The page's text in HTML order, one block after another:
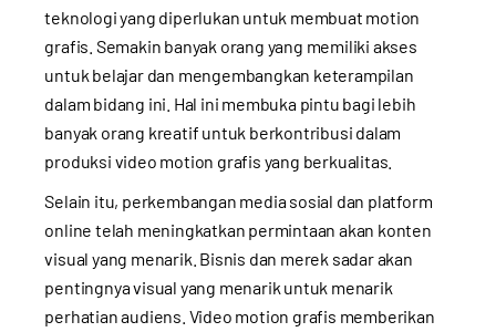
teknologi yang diperlukan untuk membuat motion
grafis. Semakin banyak orang yang memiliki akses
untuk belajar dan mengembangkan keterampilan
dalam bidang ini. Hal ini membuka pintu bagi lebih
banyak orang kreatif untuk berkontribusi dalam
produksi video motion grafis yang berkualitas.
Selain itu, perkembangan media sosial dan platform
online telah meningkatkan permintaan akan konten
visual yang menarik. Bisnis dan merek sadar akan
pentingnya visual yang menarik untuk menarik
perhatian audiens. Video motion grafis memberikan